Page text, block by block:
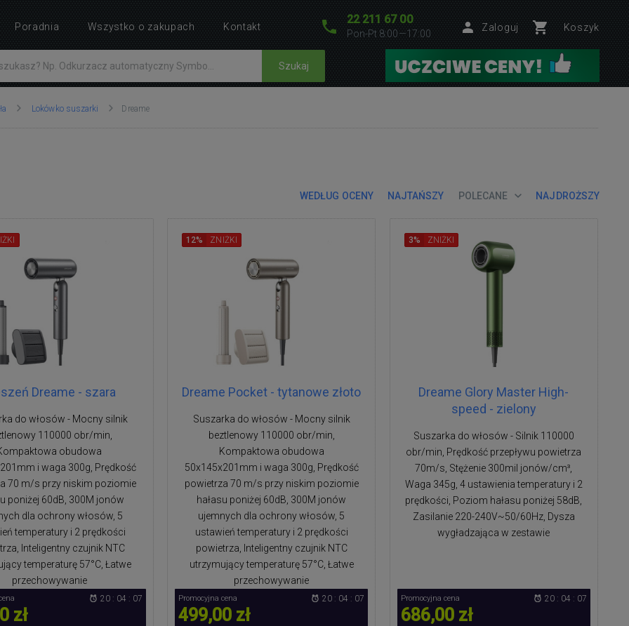
22 211 67 00
Pon-Pt 8:00—17:00
Zaloguj Koszyk
Szukaj
Lokówko suszarki Dreame
WEDŁUG OCENY NAJTAŃSZY POLECANE NAJDROŻSZY
Dreame - szara
do włosów - Mocny silnik
110000 obr/min,
obudowa
i waga 300g, Prędkość
70 m/s przy niskim poziomie
poniżej 60dB, 300M jonów
dla ochrony włosów, 5
temperatury i 2 prędkości
Inteligentny czujnik NTC
temperaturę 57°C, Łatwe
przechowywanie
zł
20 : 04 : 06
Dreame Pocket - tytanowe złoto
Suszarka do włosów - Mocny silnik
beztlenowy 110000 obr/min,
Kompaktowa obudowa
50x145x201mm i waga 300g, Prędkość
powietrza 70 m/s przy niskim poziomie
hałasu poniżej 60dB, 300M jonów
ujemnych dla ochrony włosów, 5
ustawień temperatury i 2 prędkości
powietrza, Inteligentny czujnik NTC
utrzymujący temperaturę 57°C, Łatwe
przechowywanie
12% ZNIŻKI
Promocyjna cena
499,00 zł
20 : 04 : 06
Dreame Glory Master High-
speed - zielony
Suszarka do włosów - Silnik 110000
obr/min, Prędkość przepływu powietrza
70m/s, Stężenie 300mil jonów/cm³,
Waga 345g, 4 ustawienia temperatury i 2
prędkości, Poziom hałasu poniżej 58dB,
Zasilanie 220-240V~50/60Hz, Dysza
wygładzająca w zestawie
3% ZNIŻKI
Promocyjna cena
686,00 zł
20 : 04 : 06
Poradnia Wszystko o zakupach Kontakt